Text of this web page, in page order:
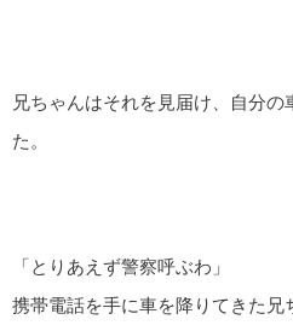
兄ちゃんはそれを見届け、自分
た。
「とりあえず警察呼ぶわ」
携帯電話を手に車を降りてきた兄